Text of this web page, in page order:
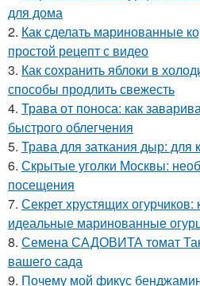
для дома
2. Как сделать маринованные
простой рецепт с видео
3. Как сохранить яблоки в
способы продлить свежесть
4. Трава от поноса: как
быстрого облегчения
5. Трава для заткания дыр: для
6. Скрытые уголки Москвы:
посещения
7. Секрет хрустящих огурчиков:
идеальные маринованные
8. Семена САДОВИТА томат
вашего сада
9. Почему мой фикус